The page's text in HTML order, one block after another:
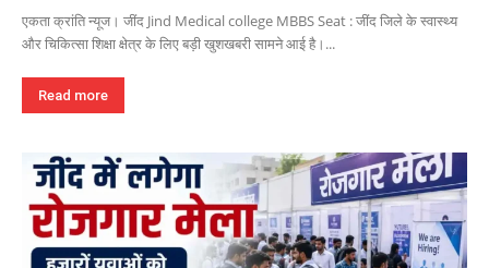
एकता क्रांति न्यूज। जींद Jind Medical college MBBS Seat : जींद जिले के स्वास्थ्य
और चिकित्सा शिक्षा क्षेत्र के लिए बड़ी खुशखबरी सामने आई है।...
Read more